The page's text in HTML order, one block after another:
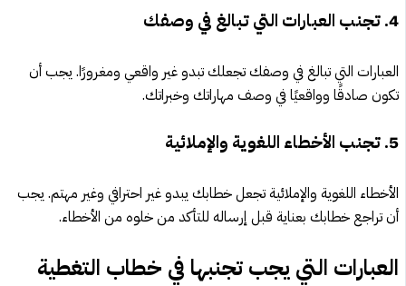
4. تجنب العبارات التي تبالغ في وصفك
العبارات التي تبالغ في وصفك تجعلك تبدو غير واقعي ومغرورًا. يجب أن
تكون صادقًا وواقعيًا في وصف مهاراتك وخبراتك.
5. تجنب الأخطاء اللغوية والإملائية
الأخطاء اللغوية والإملائية تجعل خطابك يبدو غير احترافي وغير مهتم. يجب
أن تراجع خطابك بعناية قبل إرساله للتأكد من خلوه من الأخطاء.
العبارات التي يجب تجنبها في خطاب التغطية